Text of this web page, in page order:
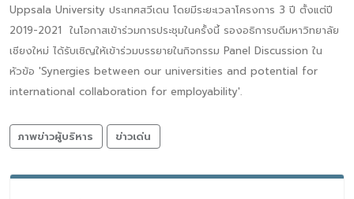
Uppsala University ประเทศสวีเดน โดยมีระยะเวลาโครงการ 3 ปี ตั้งแต่ปี
2019-2021 ในโอกาสเข้าร่วมการประชุมในครั้งนี้ รองอธิการบดีมหาวิทยาลัย
เชียงใหม่ ได้รับเชิญให้เข้าร่วมบรรยายในกิจกรรม Panel Discussion ใน
หัวข้อ 'Synergies between our universities and potential for
international collaboration for employability'.
ภาพข่าวผู้บริหาร ข่าวเด่น